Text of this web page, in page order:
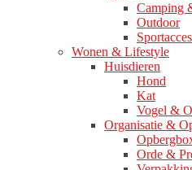
Camping
Outdoor
Wonen & Lifestyle
Huisdieren
Hond
Kat
Vogel &
Organisatie &
Orde &